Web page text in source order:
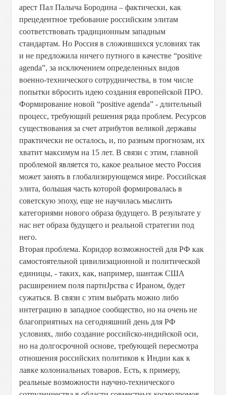
арест Пал Палыча Бородина – фактически, как
прецедентное требование российским элитам
соответствовать традиционным западным
стандартам. Но Россия в сложившихся условиях так
и не предложила ничего путного в качестве “positive
agenda”, за исключением определенных видов
военно-технического сотрудничества, в том числе
попытки вбросить идею создания европейской ПРО.
Формирование новой “positive agenda” - длительный
процесс, требующий решения ряда проблем. Ресурсов
существования за счет атрибутов великой державы
практически не осталось, и, по разным прогнозам, их
хватит максимум на 15 лет. В связи с этим, главной
проблемой является то, какое реальное место Россия
может занять в глобализирующемся мире. Российская
элита, большая часть которой формировалась в
советскую эпоху, еще не научилась мыслить
категориями нового образа будущего. В результате у
нас нет образа будущего и реальной стратегии под
него.
Вторая проблема. Коридор возможностей для РФ как
самостоятельной цивилизационной и политической
единицы, - таких, как, например, шантаж США
расширением поля партнЈрства с Ираном, будет
сужаться. В связи с этим выбрать можно либо
интеграцию в западное сообщество, но на очень не
благоприятных на сегодняшний день для РФ
условиях, либо создание российско-индийской оси,
но на долгосрочной основе, требующей пересмотра
отношения российских политиков к Индии как к
лавке колониальных товаров. Есть, к примеру,
реальные возможности научно-технического